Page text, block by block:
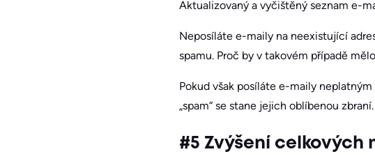
Aktualizovaný a vyčištěný seznam e-
Neposíláte e-maily na neexistující
spamu. Proč by v takovém případě
Pokud však posíláte e-maily
„spam“ se stane jejich oblíbenou zbraní.
#5 Zvýšení